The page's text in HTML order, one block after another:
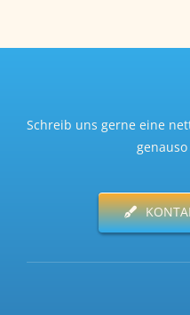
Schreib uns gerne eine